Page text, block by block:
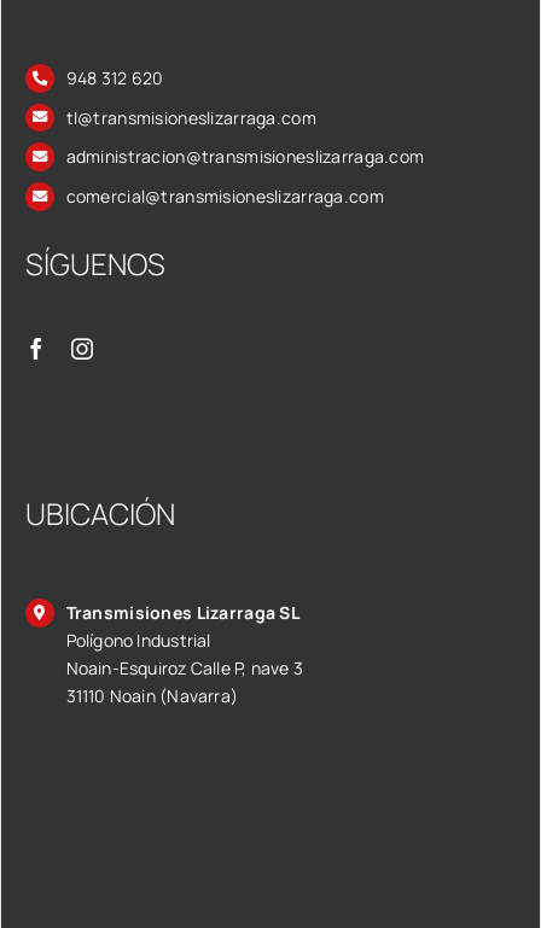
948 312 620
tl@transmisioneslizarraga.com
administracion@transmisioneslizarraga.com
comercial@transmisioneslizarraga.com
SÍGUENOS
UBICACIÓN
Transmisiones Lizarraga SL
Polígono Industrial
Noain-Esquiroz Calle P, nave 3
31110 Noain (Navarra)